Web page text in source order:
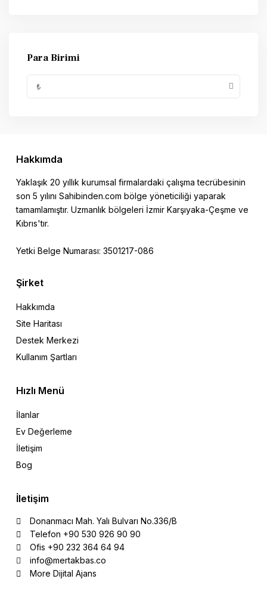
Para Birimi
₺
Hakkımda
Yaklaşık 20 yıllık kurumsal firmalardaki çalışma tecrübesinin
son 5 yılını Sahibinden.com bölge yöneticiliği yaparak
tamamlamıştır. Uzmanlık bölgeleri İzmir Karşıyaka-Çeşme ve
Kıbrıs'tır.
Yetki Belge Numarası: 3501217-086
Şirket
Hakkımda
Site Haritası
Destek Merkezi
Kullanım Şartları
Hızlı Menü
İlanlar
Ev Değerleme
İletişim
Bog
İletişim
Donanmacı Mah. Yalı Bulvarı No.336/B
Telefon +90 530 926 90 90
Ofis +90 232 364 64 94
info@mertakbas.co
More Dijital Ajans